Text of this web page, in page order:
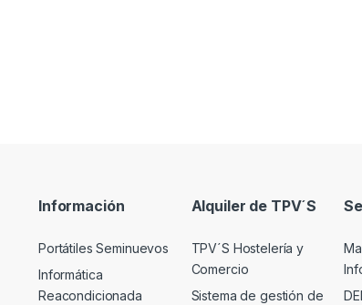
Información
Portátiles Seminuevos
Informática
Reacondicionada
Alquiler de TPV´S
TPV´S Hostelería y
Comercio
Sistema de gestión de